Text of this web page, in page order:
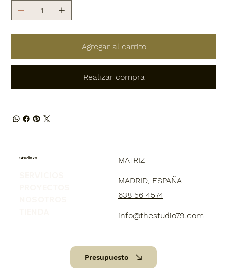
Agregar al carrito
Realizar compra
Studio79 MATRIZ
MADRID, ESPAÑA
638 56 4574
info@thestudio79.com
Presupuesto